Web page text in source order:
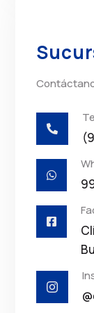



